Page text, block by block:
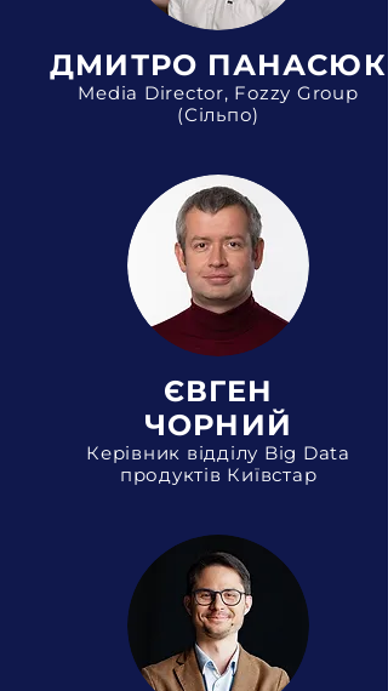
ДМИТРО ПАНАСЮК
Media Director, Fozzy Group
(Сільпо)
ЄВГЕН
ЧОРНИЙ
Керівник відділу Big Data
продуктів Київстар